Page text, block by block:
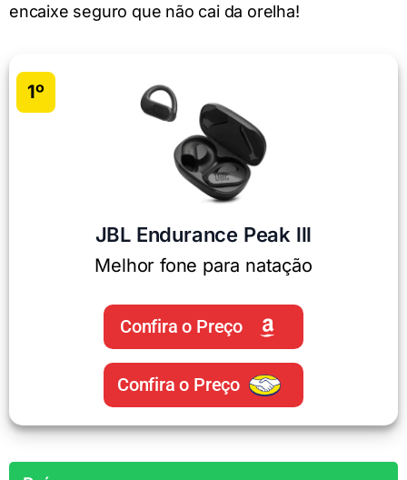
encaixe seguro que não cai da orelha!
1º
JBL Endurance Peak lll
Melhor fone para natação
Confira o Preço
Confira o Preço